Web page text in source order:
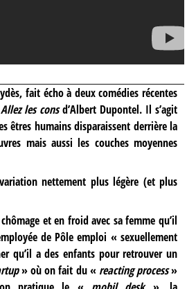
fait écho à deux comédies récentes
Allez les consd’Albert Dupontel. Il s’agit
êtres humains disparaissent derrière la
mais aussi les couches moyennes
nettement plus légère (et plus
et en froid avec sa femme qu’il
de Pôle emploi « sexuellement
qu’il a des enfants pour retrouver un
» où on fait du « reacting process»